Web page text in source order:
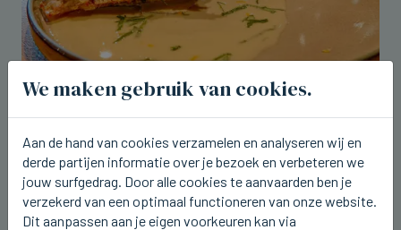
BRUGGE
Tartaar van tonijn en zonnevis op de
nieuwe weeklunch bij Breydel de
Coninc
do 06 augustus 2026, 17:43
We maken gebruik van cookies.
Aan de hand van cookies verzamelen en analyseren wij en
derde partijen informatie over je bezoek en verbeteren we
jouw surfgedrag. Door alle cookies te aanvaarden ben je
verzekerd van een optimaal functioneren van onze website.
Dit aanpassen aan je eigen voorkeuren kan via